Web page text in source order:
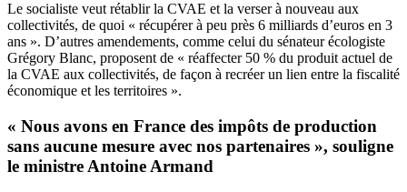
Le socialiste veut rétablir la CVAE et la verser à nouveau aux
collectivités, de quoi « récupérer à peu près 6 milliards d’euros en 3
ans ». D’autres amendements, comme celui du sénateur écologiste
Grégory Blanc, proposent de « réaffecter 50 % du produit actuel de
la CVAE aux collectivités, de façon à recréer un lien entre la fiscalité
économique et les territoires ».
« Nous avons en France des impôts de production
sans aucune mesure avec nos partenaires », souligne
le ministre Antoine Armand